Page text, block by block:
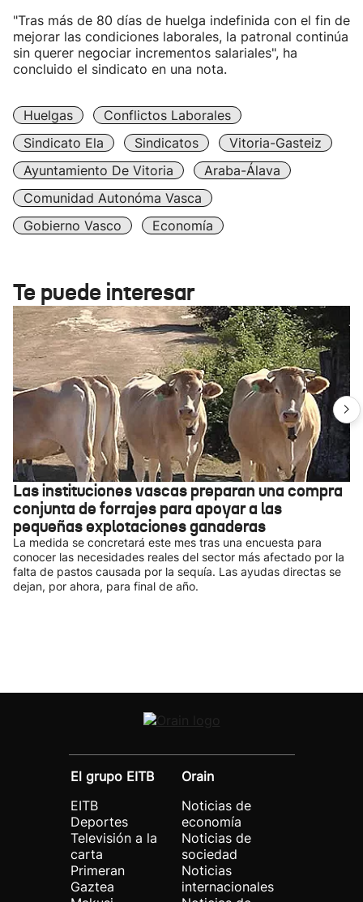
"Tras más de 80 días de huelga indefinida con el fin de
mejorar las condiciones laborales, la patronal continúa
sin querer negociar incrementos salariales", ha
concluido el sindicato en una nota.
Huelgas
Conflictos Laborales
Sindicato Ela
Sindicatos
Vitoria-Gasteiz
Ayuntamiento De Vitoria
Araba-Álava
Comunidad Autonóma Vasca
Gobierno Vasco
Economía
Te puede interesar
Las instituciones vascas preparan una compra
conjunta de forrajes para apoyar a las
pequeñas explotaciones ganaderas
La medida se concretará este mes tras una encuesta para
conocer las necesidades reales del sector más afectado por la
falta de pastos causada por la sequía. Las ayudas directas se
dejan, por ahora, para final de año.
El grupo EITB
EITB
Deportes
Televisión a la
carta
Primeran
Gaztea
Orain
Noticias de
economía
Noticias de
sociedad
Noticias
internacionales